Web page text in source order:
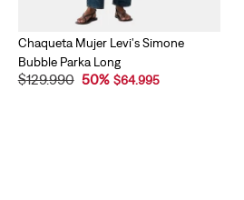
Chaqueta Mujer Levi's Simone
Bubble Parka Long
$129.990 50% $64.995